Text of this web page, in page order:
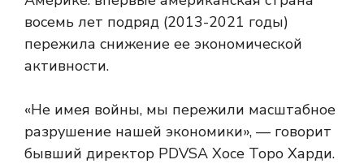
восемь лет подряд (2013-2021 годы)
пережила снижение ее экономической
активности.
«Не имея войны, мы пережили масштабное
разрушение нашей экономики», — говорит
бывший директор PDVSA Хосе Торо Харди.